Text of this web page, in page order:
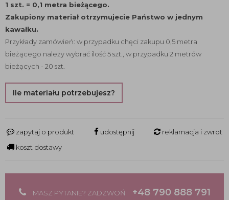
1 szt. = 0,1 metra bieżącego.
Zakupiony materiał otrzymujecie Państwo w jednym
kawałku.
Przykłady zamówień: w przypadku chęci zakupu 0,5 metra
bieżącego należy wybrać ilość 5 szt., w przypadku 2 metrów
bieżących - 20 szt.
Ile materiału potrzebujesz?
zapytaj o produkt udostępnij
reklamacja i zwrot
koszt dostawy
MASZ PYTANIE? ZADZWOŃ +48 790 888 791